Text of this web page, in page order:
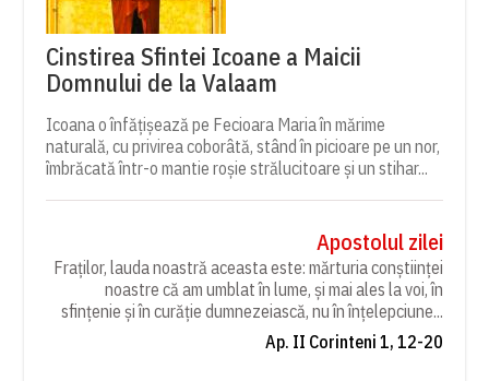
Cinstirea Sfintei Icoane a Maicii
Domnului de la Valaam
Icoana o înfățișează pe Fecioara Maria în mărime
naturală, cu privirea coborâtă, stând în picioare pe un nor,
îmbrăcată într-o mantie roșie strălucitoare și un stihar...
Apostolul zilei
Fraților, lauda noastră aceasta este: mărturia conștiinței
noastre că am umblat în lume, și mai ales la voi, în
sfințenie și în curăție dumnezeiască, nu în înțelepciune...
Ap. II Corinteni 1, 12-20